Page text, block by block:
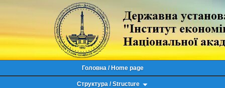
Головна / Home page
Структура / Structure